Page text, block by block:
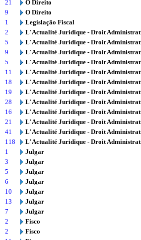
21
O Direito
9
O Direito
1
Legislação Fiscal
2
L'Actualité Juridique - Droit
5
L'Actualité Juridique - Droit
9
L'Actualité Juridique - Droit
5
L'Actualité Juridique - Droit
11
L'Actualité Juridique - Droit
18
L'Actualité Juridique - Droit
19
L'Actualité Juridique - Droit
28
L'Actualité Juridique - Droit
16
L'Actualité Juridique - Droit
21
L'Actualité Juridique - Droit
41
L'Actualité Juridique - Droit
118
L'Actualité Juridique - Droit
1
Julgar
3
Julgar
5
Julgar
6
Julgar
10
Julgar
13
Julgar
7
Julgar
2
Fisco
2
Fisco